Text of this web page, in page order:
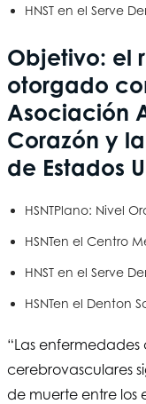
HNST en el Serve
Objetivo: el
otorgado
Asociación
Corazón y
de Estados
HSNTPlano: Nivel
HSNTen el Centro
HNST en el Serve
HSNTen el Denton
“Las
cerebrovasculares
de muerte entre los